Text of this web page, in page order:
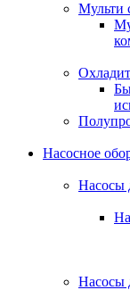
Мульти
Насосное
Насосы
Насосы